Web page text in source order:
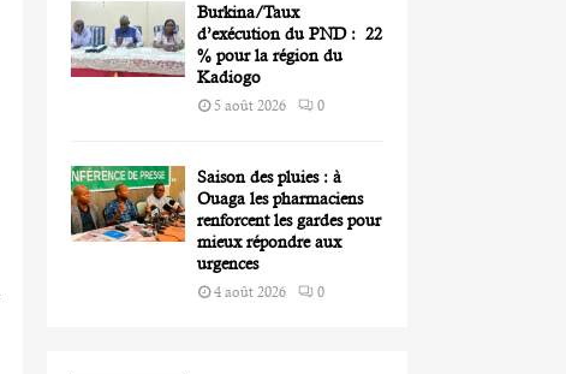
Burkina/Taux
d’exécution du PND : 22
% pour la région du
Kadiogo
5 août 2026 0
Saison des pluies : à
Ouaga les pharmaciens
renforcent les gardes pour
mieux répondre aux
urgences
4 août 2026 0